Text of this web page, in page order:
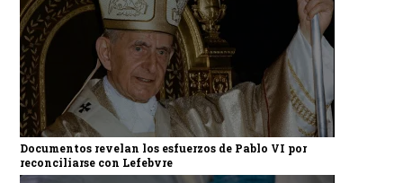
Documentos revelan los esfuerzos de Pablo VI por
reconciliarse con Lefebvre